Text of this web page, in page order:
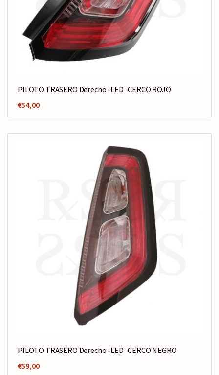
PILOTO TRASERO Derecho -LED -CERCO ROJO
€54,00
PILOTO TRASERO Derecho -LED -CERCO NEGRO
€59,00